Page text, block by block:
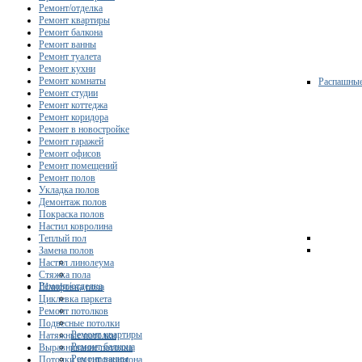
Ремонт/отделка
Ремонт квартиры
Ремонт балкона
Ремонт ванны
Ремонт/отделка
Ремонт квартиры
Ремонт балкона
Ремонт ванны
Ремонт туалета
Ремонт кухни
Ремонт комнаты
Ремонт студии
Ремонт коттеджа
Ремонт коридора
Ремонт в новостройке
Ремонт гаражей
Ремонт офисов
Ремонт помещений
Ремонт полов
Укладка полов
Демонтаж полов
Покраска полов
Настил ковролина
Теплый пол
Замена полов
Настил линолеума
Стяжка пола
Шлифовка пола
Циклевка паркета
Ремонт потолков
Подвесные потолки
Натяжные потолки
Выравнивание потолка
Потолки из гипсокартона